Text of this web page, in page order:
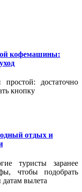
кофемашины:
достаточно
кнопку
отдых и
туристы заранее
чтобы подобрать
вылета